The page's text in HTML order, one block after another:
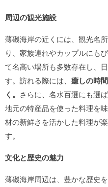
周辺の観光施設
薄磯海岸の近くには、観光名
り、家族連れやカップルにも
て名高い場所も多数存在し、
す。訪れる際には、 癒しの時
く。 さらに、名水百選にも選
地元の特産品を使った料理を
材の新鮮さを活かした料理が
す。
文化と歴史の魅力
薄磯海岸周辺は、豊かな歴史